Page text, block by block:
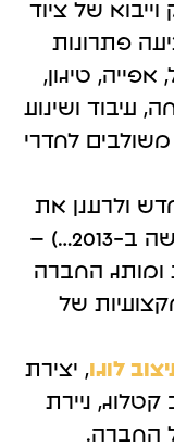
וייבוא של ציוד
פתרונות
טיגון,
עיבוד ושינוע
לחדרי
ולרענן את
המותג (בפעם האחרונה זה נעשה ב-2013…) –
ומותג החברה
של
לוגו, יצירת
קטלוג, ניירת
החברה.